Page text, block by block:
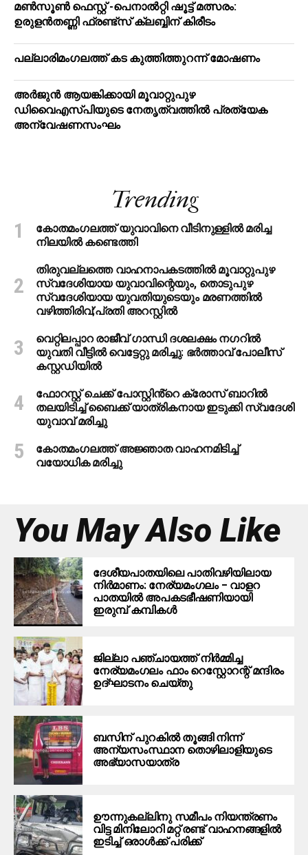
മൺസൂൺ ഫെസ്റ്റ് -പെനാൽറ്റി ഷൂട്ട് മത്സരം:
ഉരുളൻതണ്ണി ഫ്രണ്ട്സ് ക്ലബ്ബിന് കിരീടം
പ​ല്ലാ​രി​മം​ഗ​ല​ത്ത് ക​ട കു​ത്തി​ത്തുറ​ന്ന് മോ​ഷ​ണം
അര്‍ജുന്‍ ആയങ്കിക്കായി മൂവാറ്റുപുഴ
ഡിവൈഎസ്പിയുടെ നേതൃത്വത്തില്‍ പ്രത്യേക
അന്വേഷണസംഘം
Trending
കോതമംഗലത്ത് യുവാവിനെ വീടിനുള്ളിൽ മരിച്ച
നിലയിൽ കണ്ടെത്തി
തിരുവല്ലത്തെ വാഹനാപകടത്തില്‍ മൂവാറ്റുപുഴ
സ്വദേശിയായ യുവാവിന്റെയും, തൊടുപുഴ
സ്വദേശിയായ യുവതിയുടെയും മരണത്തില്‍
വഴിത്തിരിവ്;പ്രതി അറസ്റ്റില്‍
വെറ്റിലപ്പാറ രാജീവ് ഗാന്ധി ദശലക്ഷം നഗറിൽ
യുവതി വീട്ടിൽ വെട്ടേറ്റു മരിച്ചു: ഭർത്താവ് പോലീസ്
കസ്റ്റഡിയിൽ
ഫോറസ്റ്റ് ചെക്ക് പോസ്റ്റിൻ്റെ ക്രോസ് ബാറില്‍
തലയിടിച്ച് ബൈക്ക് യാത്രികനായ ഇടുക്കി സ്വദേശി
യുവാവ് മരിച്ചു
കോതമംഗലത്ത് അജ്ഞാത വാഹനമിടിച്ച്
വയോധിക മരിച്ചു
You May Also Like
ദേശീയപാതയിലെ പാതിവഴിയിലായ
നിര്‍മാണം: നേര്യമംഗലം – വാളറ
പാതയില്‍ അപകടഭീഷണിയായി
ഇരുമ്പ് കമ്പികള്‍
ജില്ലാ പഞ്ചായത്ത് നിർമ്മിച്ച
നേര്യമംഗലം ഫാം റെസ്റ്റോറന്റ് മന്ദിരം
ഉദ്ഘാടനം ചെയ്തു
ബസിന് പുറകിൽ തൂങ്ങി നിന്ന്
അന്യസംസ്ഥാന തൊഴിലാളിയുടെ
അഭ്യാസയാത്ര
ഊന്നുകല്ലിനു സമീപം നിയന്ത്രണം
വിട്ട മിനിലോറി മറ്റ് രണ്ട് വാഹനങ്ങളിൽ
ഇടിച്ച് ഒരാൾക്ക് പരിക്ക്